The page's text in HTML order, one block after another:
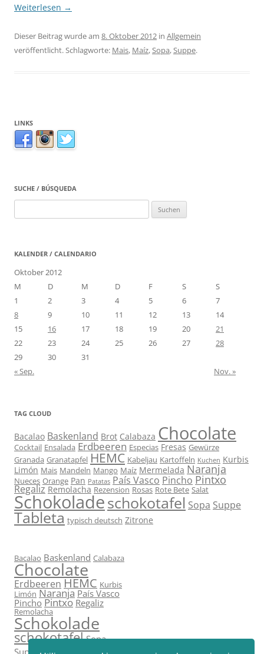
Weiterlesen →
Dieser Beitrag wurde am 8. Oktober 2012 in Allgemein
veröffentlicht. Schlagworte: Mais, Maíz,Sopa,Suppe.
LINKS
SUCHE / BÚSQUEDA
nach:
KALENDER / CALENDARIO
Oktober 2012
M
D M D F S
S
1
2 3 4 5 6
7
8
9 10 11 12 13
14
15
16 17 18 19 20
21
22
23 24 25 26 27
28
29
30
31
« Sep.
Nov. »
TAG CLOUD
Bacalao Baskenland Brot Calabaza Chocolate
Cocktail Ensalada Erdbeeren Especias Fresas Gewürze
Granada Granatapfel HEMC Kabeljau Kartoffeln Kuchen Kurbis
Limón Mais Mandeln Mango Maíz Mermelada Naranja
Nueces Orange Pan Patatas País Vasco Pincho Pintxo
Regaliz Remolacha Rezension Rosas Rote Bete Salat
Schokoladeschokotafel Sopa Suppe
Tableta typisch deutsch Zitrone
Bacalao Baskenland Calabaza
Chocolate
Erdbeeren HEMC Kurbis
Limón Naranja País Vasco
Pincho Pintxo Regaliz
Remolacha
Schokolade
schokotafel Sopa